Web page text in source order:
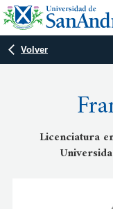
Volver
Licenciatura